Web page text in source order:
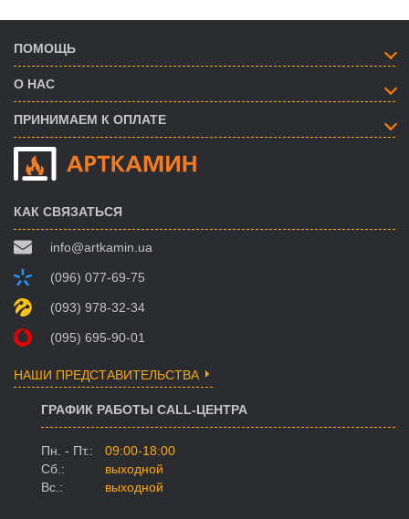
ПОМОЩЬ
О НАС
ПРИНИМАЕМ К ОПЛАТЕ
КАК СВЯЗАТЬСЯ
info@artkamin.ua
(096) 077-69-75
(093) 978-32-34
(095) 695-90-01
НАШИ ПРЕДСТАВИТЕЛЬСТВА
ГРАФИК РАБОТЫ CALL-ЦЕНТРА
Пн. - Пт.:
09:00-18:00
Сб.:
выходной
Вс.:
выходной